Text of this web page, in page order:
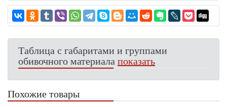
Таблица с габаритами и группами
обивочного материалапоказать
Похожие товары